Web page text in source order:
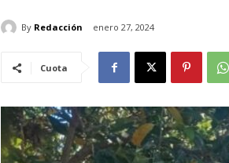
By Redacción enero 27, 2024
Cuota